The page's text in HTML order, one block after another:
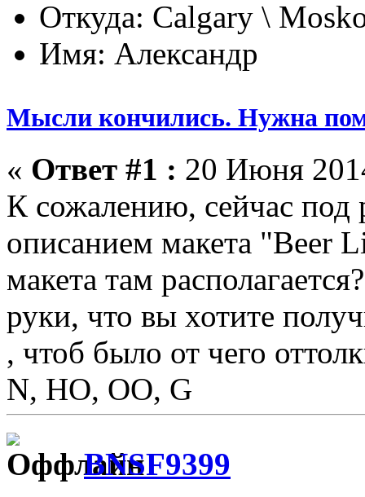
Откуда: Calgary \
Имя: Александр
Мысли кончились. Нужна
« Ответ #1 : 20 Июня
К сожалению, сейчас под
описанием макета "Beer
макета там
руки, что вы хотите
, чтоб было от чего
N, HO, OO, G
BNSF9399